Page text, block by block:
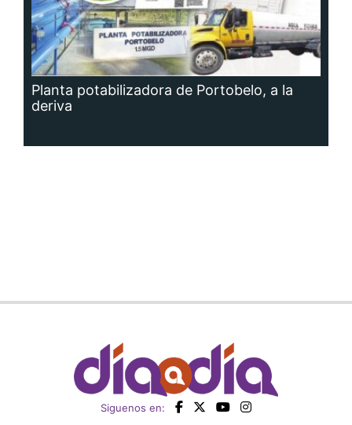
Planta potabilizadora de Portobelo, a la
deriva
Siguenos en: